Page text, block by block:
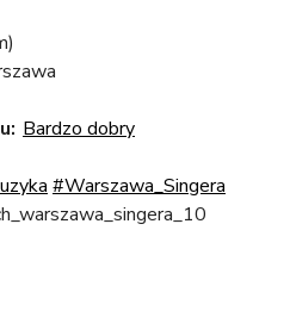
Bardzo dobry
#Warszawa_Singera